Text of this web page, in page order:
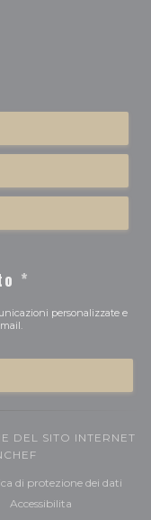
((apre una
*
personalizzate e
DEL SITO INTERNET
nuova finestra))
di protezione dei dati
una nuova finestra))
Accessibilita((apre una